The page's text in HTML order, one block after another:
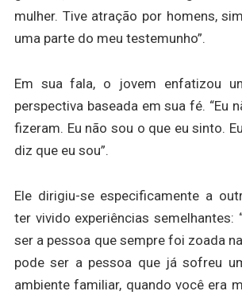
mulher. Tive atração por homens,
uma parte do meu testemunho”.
Em sua fala, o jovem enfatizou
perspectiva baseada em sua fé. “Eu
fizeram. Eu não sou o que eu sinto.
diz que eu sou”.
Ele dirigiu-se especificamente a
ter vivido experiências semelhantes:
ser a pessoa que sempre foi zoada
pode ser a pessoa que já sofreu
ambiente familiar, quando você era